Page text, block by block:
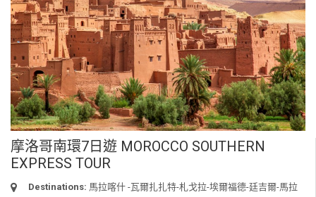
摩洛哥南環7日遊 MOROCCO SOUTHERN
EXPRESS TOUR
Destinations: 馬拉喀什 -瓦爾扎扎特-札戈拉-埃爾福德-廷吉爾-馬拉